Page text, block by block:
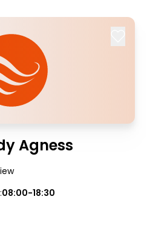
Agness
08:00-18:30